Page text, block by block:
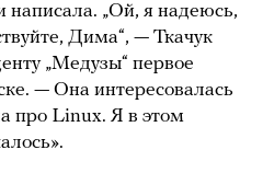
„Ой, я надеюсь,
Дима“, — Ткачук
„Медузы“ первое
— Она интересовалась
про Linux. Я в этом